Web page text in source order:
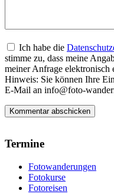
Ich habe die
stimme zu, dass meine
meiner Anfrage elektronisch
Hinweis: Sie können Ihre
E-Mail an info@foto-
Termine
Fotowanderungen
Fotokurse
Fotoreisen